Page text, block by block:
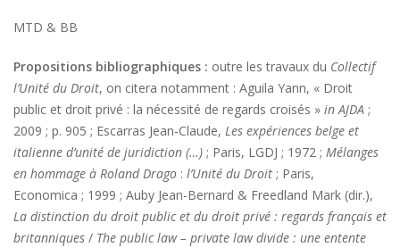
MTD & BB
Propositions bibliographiques : outre les travaux du Collectif
l’Unité du Droit, on citera notamment : Aguila Yann, « Droit
public et droit privé : la nécessité de regards croisés » in AJDA ;
2009 ; p. 905 ; Escarras Jean-Claude, Les expériences belge et
italienne d’unité de juridiction (…) ; Paris, LGDJ ; 1972 ; Mélanges
en hommage à Roland Drago : l’Unité du Droit ; Paris,
Economica ; 1999 ; Auby Jean-Bernard & Freedland Mark (dir.),
La distinction du droit public et du droit privé : regards français et
britanniques / The public law – private law divide : une entente